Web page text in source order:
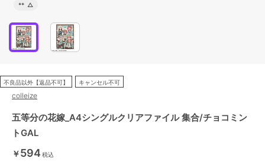
** △
不良品以外【返品不可】 キャンセル不可
colleize
五等分の花嫁_A4シングルクリアファイル 集合/チョコミン
トGAL
￥594 税込